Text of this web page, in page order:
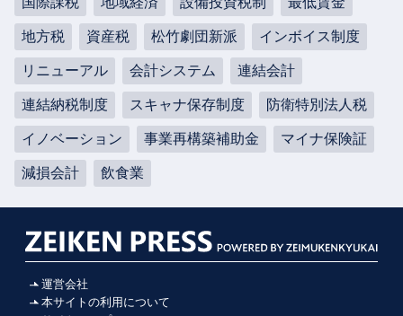
地方税 資産税 松竹劇団新派 インボイス制度
リニューアル 会計システム 連結会計
連結納税制度 スキャナ保存制度 防衛特別法人税
イノベーション 事業再構築補助金 マイナ保険証
減損会計 飲食業
運営会社
本サイトの利用について